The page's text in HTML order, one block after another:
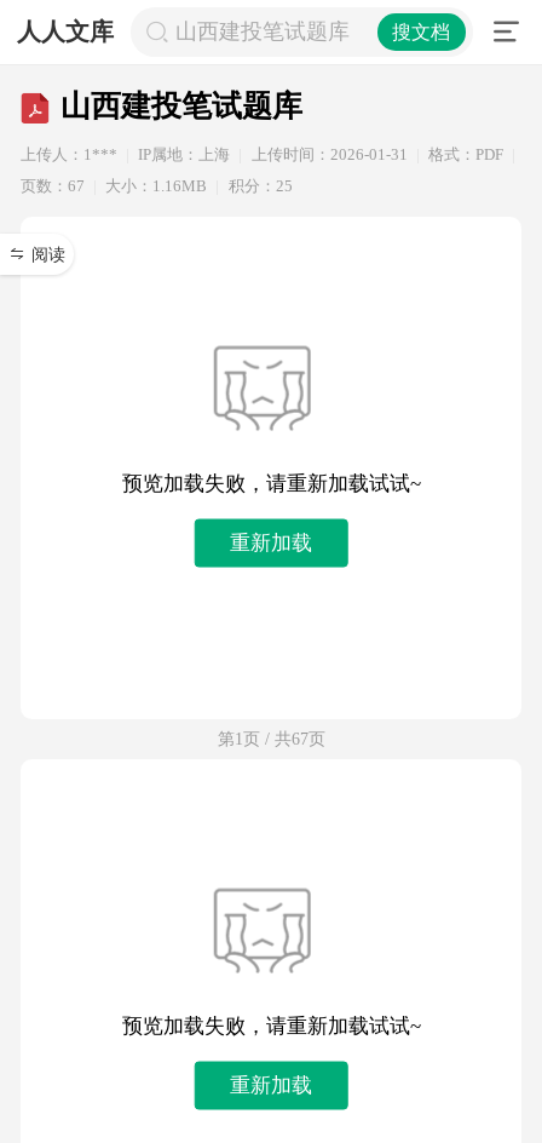
人人文库 山西建投笔试题库 搜文档
山西建投笔试题库
上传人：1*** IP属地：上海 上传时间：2026-01-31
格式：PDF
页数：67
大小：1.16MB 积分：25
阅读
预览加载失败，请重新加载试试~
重新加载
第1页 / 共67页
预览加载失败，请重新加载试试~
重新加载